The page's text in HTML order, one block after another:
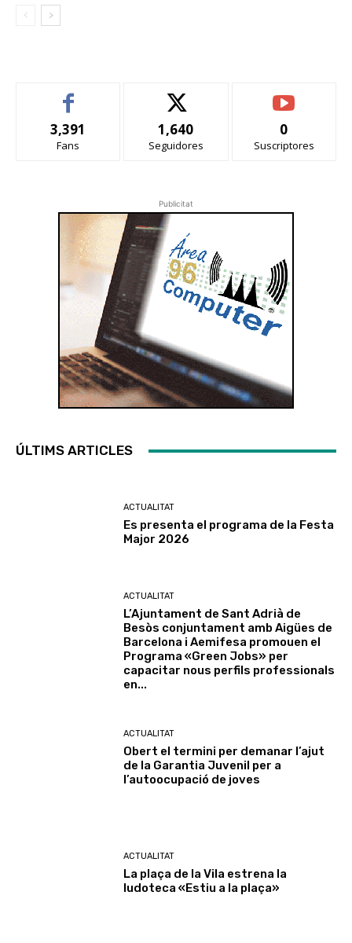
3,391
Fans
1,640
Seguidores
0
Suscriptores
Publicitat
ÚLTIMS ARTICLES
ACTUALITAT
Es presenta el programa de la Festa
Major 2026
ACTUALITAT
L’Ajuntament de Sant Adrià de
Besòs conjuntament amb Aigües de
Barcelona i Aemifesa promouen el
Programa «Green Jobs» per
capacitar nous perfils professionals
en...
ACTUALITAT
Obert el termini per demanar l’ajut
de la Garantia Juvenil per a
l’autoocupació de joves
ACTUALITAT
La plaça de la Vila estrena la
ludoteca «Estiu a la plaça»